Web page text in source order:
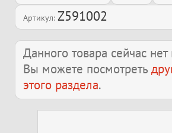
Артикул: Z591002
Данного товара сейчас
Вы можете посмотреть
этого раздела.